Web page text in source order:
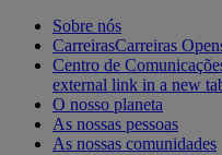
Sobre nós
CarreirasCarreiras
Centro de
external link in a new
O nosso planeta
As nossas pessoas
As nossas comunidades